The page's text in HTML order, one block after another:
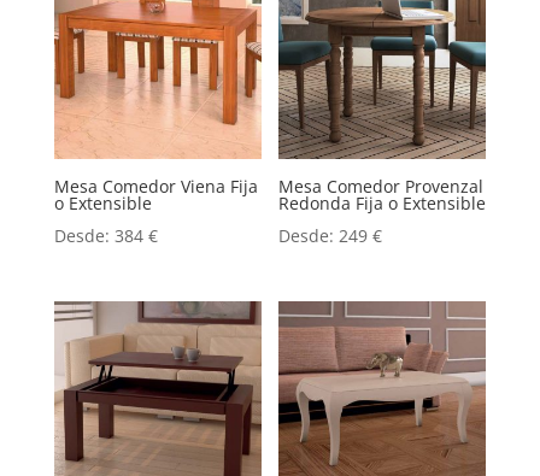
Mesa Comedor Viena Fija
o Extensible
Desde: 384 €
Mesa Comedor Provenzal
Redonda Fija o Extensible
Desde: 249€